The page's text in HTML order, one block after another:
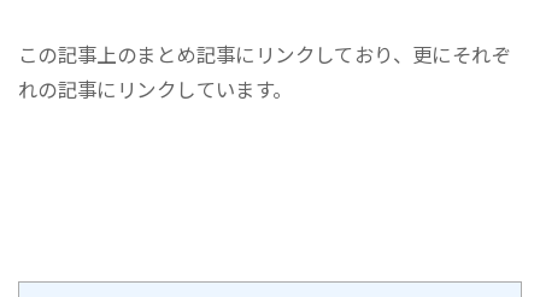
この記事上のまとめ記事にリンクしており、更にそれぞ
れの記事にリンクしています。